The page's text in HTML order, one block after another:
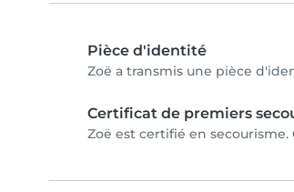
Pièce d'identité
Zoë a transmis une pièce
Certificat de premiers
Zoë est certifié en